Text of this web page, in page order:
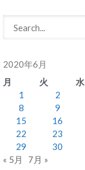
2020年6月
月
火 水
1
2
8
9
15
16
22
23
29
30
« 5月
7月 »